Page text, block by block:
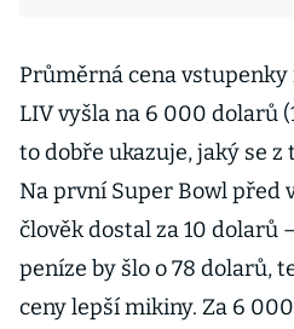
Průměrná cena
LIV vyšla na 6 000 dolarů
to dobře ukazuje, jaký se
Na první Super Bowl před
člověk dostal za 10 dolarů
peníze by šlo o 78 dolarů,
ceny lepší mikiny. Za 6